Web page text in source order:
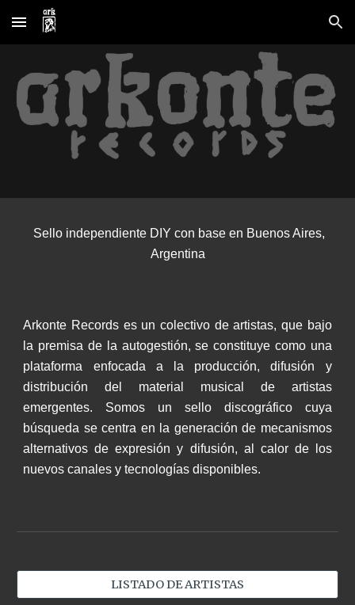
Skip to main content Skip to navigation
Sello independiente DIY con base en Buenos Aires,
Argentina
Arkonte Records es un colectivo de artistas, que bajo
la premisa de la autogestión, se constituye como una
plataforma enfocada a la producción, difusión y
distribución del material musical de artistas
emergentes. Somos un sello discográfico cuya
búsqueda se centra en la generación de mecanismos
alternativos de expresión y difusión, al calor de los
nuevos canales y tecnologías disponibles.
LISTADO DE ARTISTAS